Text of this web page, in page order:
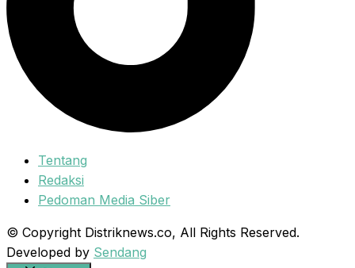
Tentang
Redaksi
Pedoman Media Siber
© Copyright Distriknews.co, All Rights Reserved.
Developed by Sendang